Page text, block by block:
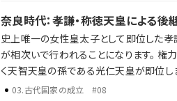
奈良時代：孝謙・称徳天皇による
史上唯一の女性皇太子として即位した孝
が相次いで行われることになります。 権力争いにより政局は荒れに荒れますが、最終的に天皇位は、天武天皇系ではな
く天智天皇の孫である光仁天皇が即位します。 藤原仲麻呂の政治と橘奈良麻呂の乱 孝謙上皇・道鏡と
権争い 光仁天皇と桓武天皇による新たな政治基盤の確立 歴史年表だけでは語り尽くせない彼らの野望、戦略、そして
03.古代国家の成立 #08